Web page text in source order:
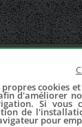
cookies
d'améliorer
Si vous
de
pour